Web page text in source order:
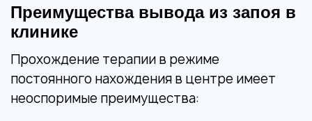
Преимущества вывода из запоя в
клинике
Прохождение терапии в режиме
постоянного нахождения в центре имеет
неоспоримые преимущества: